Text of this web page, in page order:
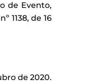
de Evento,
1138, de 16
de 2020.